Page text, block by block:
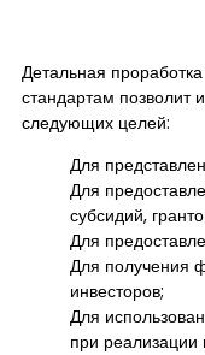
Детальная
стандартам позволит
следующих целей:
Для
Для
субсидий,
Для
Для получения
инвесторов;
Для
при реализации